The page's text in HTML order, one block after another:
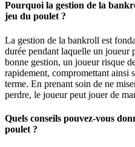
Pourquoi la gestion de la
jeu du poulet ?
La gestion de la bankroll est
durée pendant laquelle un joueur
bonne gestion, un joueur risque
rapidement, compromettant ainsi
terme. En prenant soin de ne
perdre, le joueur peut jouer de
Quels conseils pouvez-vous
poulet ?